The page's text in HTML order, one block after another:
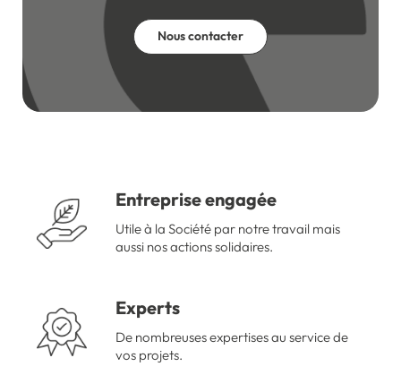
Nous contacter
Entreprise engagée
Utile à la Société par notre travail mais
aussi nos actions solidaires.
Experts
De nombreuses expertises au service de
vos projets.